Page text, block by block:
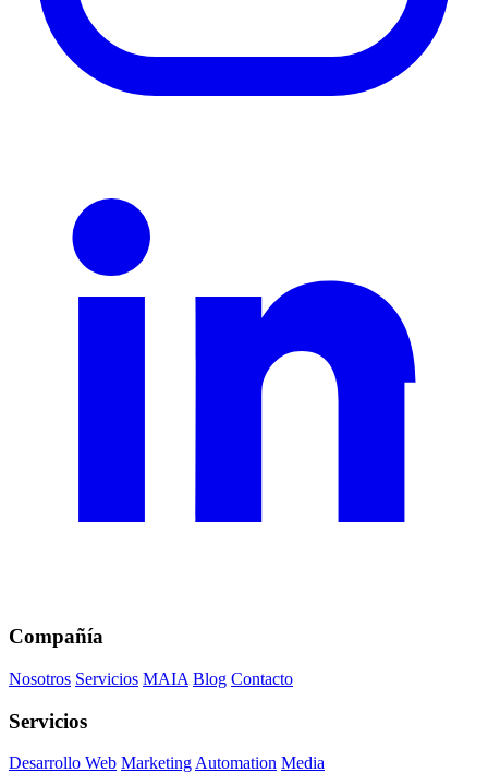
Compañía
Nosotros Servicios MAIA Blog Contacto
Servicios
Desarrollo Web MarketingAutomation Media